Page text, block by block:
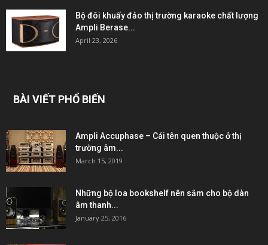
Bộ đôi khuấy đảo thị trường karaoke chất lượng
Ampli Berase...
April 23, 2026
BÀI VIẾT PHỔ BIẾN
Ampli Accuphase – Cái tên quen thuộc ở thị
trường âm...
March 15, 2019
Những bộ loa bookshelf nên sắm cho bộ dàn
âm thanh...
January 25, 2016